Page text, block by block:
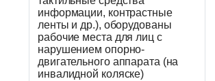
информации, контрастные
ленты и др.), оборудованы
рабочие места для лиц с
нарушением опорно-
двигательного аппарата (на
инвалидной коляске)